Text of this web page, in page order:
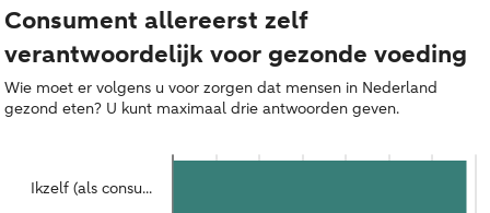
Consument allereerst zelf
verantwoordelijk voor gezonde voeding
Wie moet er volgens u voor zorgen dat mensen in Nederland
gezond eten? U kunt maximaal drie antwoorden geven.
Ikzelf (als consu...